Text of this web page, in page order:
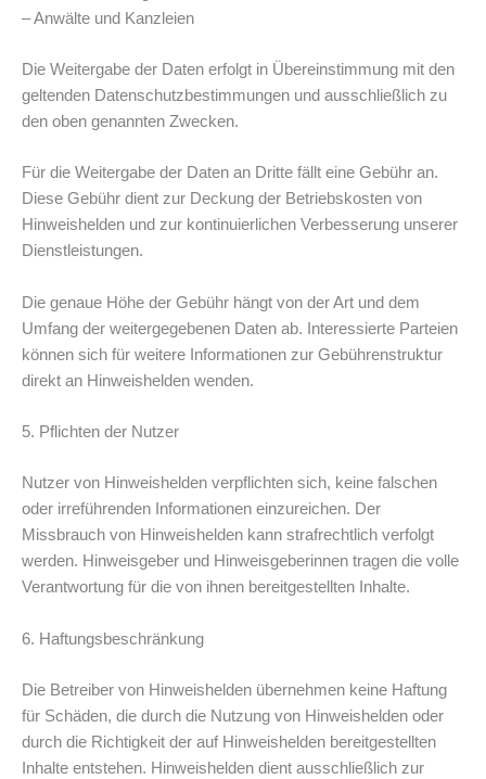
– Anwälte und Kanzleien
Die Weitergabe der Daten erfolgt in Übereinstimmung mit den
geltenden Datenschutzbestimmungen und ausschließlich zu
den oben genannten Zwecken.
Für die Weitergabe der Daten an Dritte fällt eine Gebühr an.
Diese Gebühr dient zur Deckung der Betriebskosten von
Hinweishelden und zur kontinuierlichen Verbesserung unserer
Dienstleistungen.
Die genaue Höhe der Gebühr hängt von der Art und dem
Umfang der weitergegebenen Daten ab. Interessierte Parteien
können sich für weitere Informationen zur Gebührenstruktur
direkt an Hinweishelden wenden.
5. Pflichten der Nutzer
Nutzer von Hinweishelden verpflichten sich, keine falschen
oder irreführenden Informationen einzureichen. Der
Missbrauch von Hinweishelden kann strafrechtlich verfolgt
werden. Hinweisgeber und Hinweisgeberinnen tragen die volle
Verantwortung für die von ihnen bereitgestellten Inhalte.
6. Haftungsbeschränkung
Die Betreiber von Hinweishelden übernehmen keine Haftung
für Schäden, die durch die Nutzung von Hinweishelden oder
durch die Richtigkeit der auf Hinweishelden bereitgestellten
Inhalte entstehen. Hinweishelden dient ausschließlich zur